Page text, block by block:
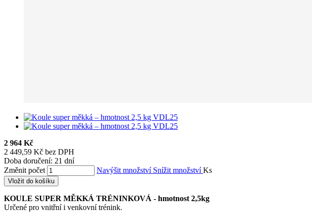
2 964 Kč
2 449,59 Kč bez DPH
Doba doručení: 21 dní
Změnit počet
Navýšit množství Snížit množstvíKs
Vložit do košíku
KOULE SUPER MĚKKÁ TRÉNINKOVÁ - hmotnost 2,5kg
Určené pro vnitřní i venkovní trénink.